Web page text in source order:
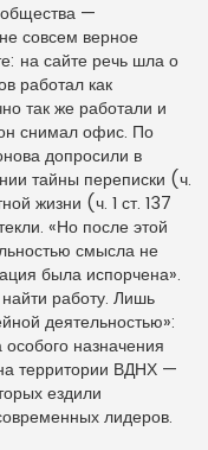
—
совсем верное
на сайте речь шла о
работал как
так же работали и
снимал офис. По
допросили в
тайны переписки (ч.
жизни (ч. 1 ст. 137
«Но после этой
смысла не
была испорчена».
работу. Лишь
деятельностью»:
назначения
территории ВДНХ —
ездили
лидеров.